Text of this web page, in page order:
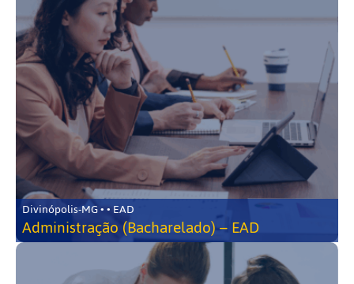
Divinópolis-MG • • EAD
Administração (Bacharelado) – EAD